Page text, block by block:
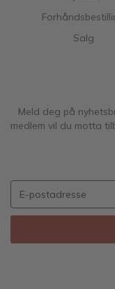
Salg
Meld deg på
medlem vil du motta